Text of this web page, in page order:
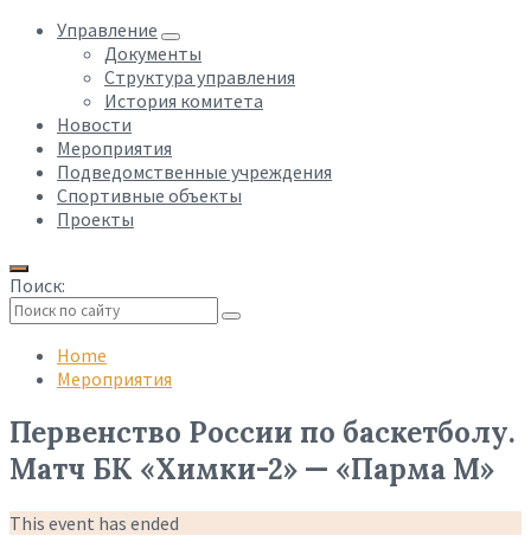
Управление
Документы
Структура управления
История комитета
Новости
Мероприятия
Подведомственные учреждения
Спортивные объекты
Проекты
Поиск:
search
Home
Мероприятия
Первенство России по баскетболу.
Матч БК «Химки-2» — «Парма М»
This event has ended